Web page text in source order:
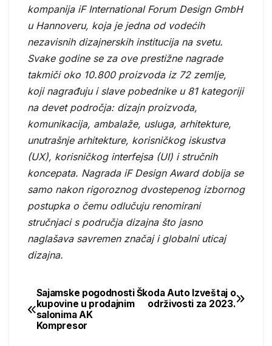
kompanija iF International Forum Design GmbH
u Hannoveru, koja je jedna od vodećih
nezavisnih dizajnerskih institucija na svetu.
Svake godine se za ove prestižne nagrade
takmiči oko 10.800 proizvoda iz 72 zemlje,
koji nagrađuju i slave pobednike u 81 kategoriji
na devet področja: dizajn proizvoda,
komunikacija, ambalaže, usluga, arhitekture,
unutrašnje arhitekture, korisničkog iskustva
(UX), korisničkog interfejsa (UI) i stručnih
koncepata. Nagrada iF Design Award dobija se
samo nakon rigoroznog dvostepenog izbornog
postupka o čemu odlučuju renomirani
stručnjaci s područja dizajna što jasno
naglašava savremen značaj i globalni uticaj
dizajna.
Post
navigation
Škoda Auto Izveštaj o
održivosti za 2023.
Sajamske pogodnosti
kupovine u prodajnim
salonima AK
Kompresor